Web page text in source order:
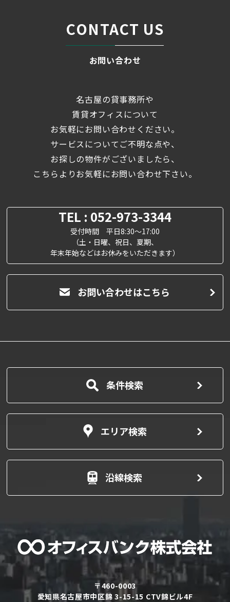
CONTACT US
お問い合わせ
名古屋の貸事務所や
賃貸オフィスについて
お気軽にお問い合わせください。
サービスについてご不明な点や、
お探しの物件がございましたら、
こちらよりお気軽にお問い合わせ下さい。
TEL : 052-973-3344
受付時間 平日8:30～17:00
（土・日曜、祝日、夏期、
年末年始などはお休みをいただきます）
お問い合わせはこちら
条件検索
エリア検索
沿線検索
〒460-0003
愛知県名古屋市中区錦 3-15-15 CTV錦ビル4F